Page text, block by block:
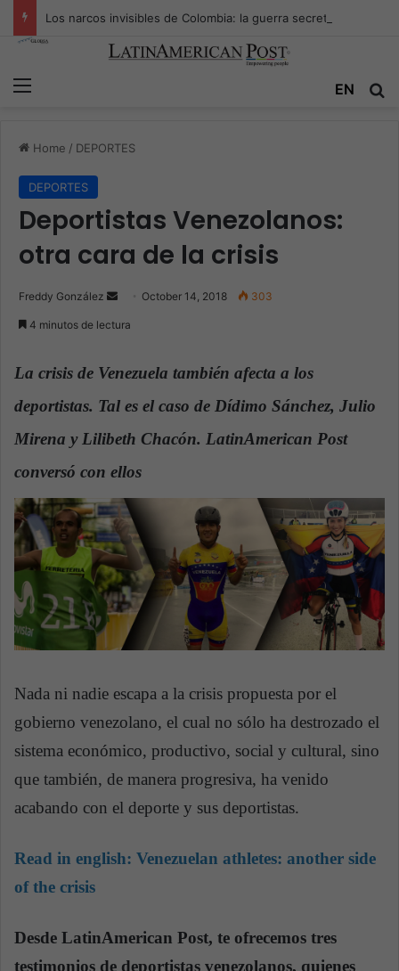
EN
Home / DEPORTES
DEPORTES
Deportistas Venezolanos:
otra cara de la crisis
Freddy González
a
n
m
a
October 14, 2018 303
4 minutos de lectura
La crisis de Venezuela también afecta a los
deportistas. Tal es el caso de Dídimo Sánchez, Julio
Mirena y Lilibeth Chacón. LatinAmerican Post
conversó con ellos
Nada ni nadie escapa a la crisis propuesta por el
gobierno venezolano, el cual no sólo ha destrozado el
sistema económico, productivo, social y cultural, sino
que también, de manera progresiva, ha venido
acabando con el deporte y sus deportistas.
Read in english: Venezuelan athletes: another side
of the crisis
Desde LatinAmerican Post, te ofrecemos tres
testimonios de deportistas venezolanos, quienes